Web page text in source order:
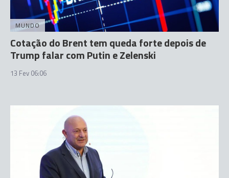
MUNDO
Cotação do Brent tem queda forte depois de
Trump falar com Putin e Zelenski
13 Fev 06:06